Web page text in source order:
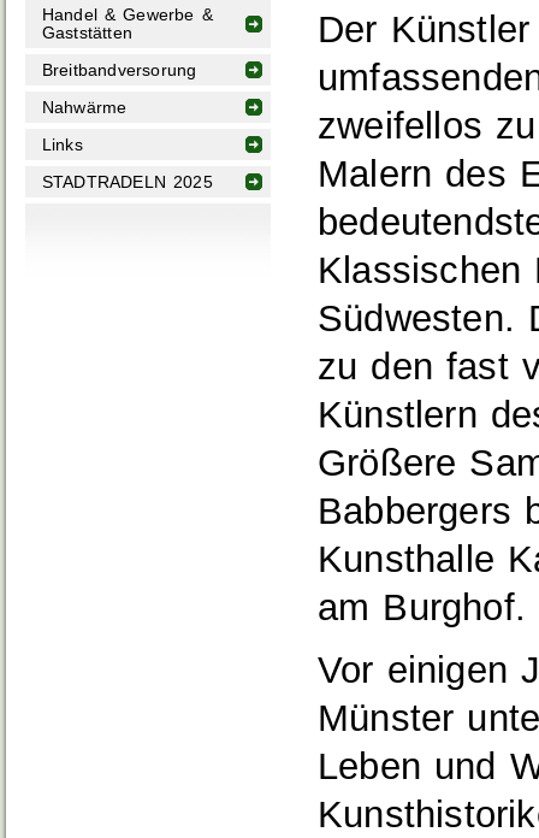
Handel & Gewerbe &
Gaststätten
Breitbandversorung
Nahwärme
Links
STADTRADELN 2025
Der
zweifellos
Malern des
Klassischen
Südwesten.
zu den fast
Künstlern
Größere
Babbergers
Kunsthalle
am Burghof.
Vor einigen
Münster
Leben und